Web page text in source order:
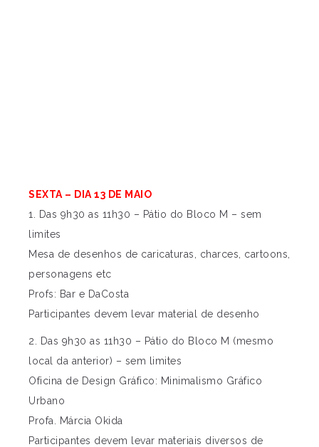
SEXTA – DIA 13 DE MAIO
1. Das 9h30 as 11h30 – Pátio do Bloco M – sem
limites
Mesa de desenhos de caricaturas, charces, cartoons,
personagens etc
Profs: Bar e DaCosta
Participantes devem levar material de desenho
2. Das 9h30 as 11h30 – Pátio do Bloco M (mesmo
local da anterior) – sem limites
Oficina de Design Gráfico: Minimalismo Gráfico
Urbano
Profa. Márcia Okida
Participantes devem levar materiais diversos de